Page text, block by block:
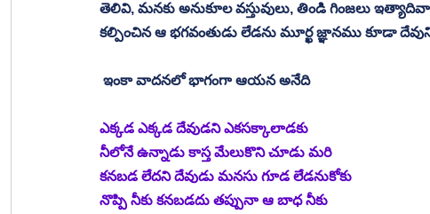
తెలివి, మనకు అనుకూల వస్తువులు, తిండి గింజలు
కల్పించిన ఆ భగవంతుడు లేడను మూర్ఖ జ్ఞానము కూడా
ఇంకా వాదనలో భాగంగా ఆయన అనేది
ఎక్కడ ఎక్కడ దేవుడని ఎకసక్కాలాడకు
నీలోనే ఉన్నాడు కాస్త మేలుకొని చూడు మరి
కనబడ లేదని దేవుడు మనసు గూడ లేడనుకోకు
నొప్పి నీకు కనబడదు తప్పునా ఆ బాధ నీకు